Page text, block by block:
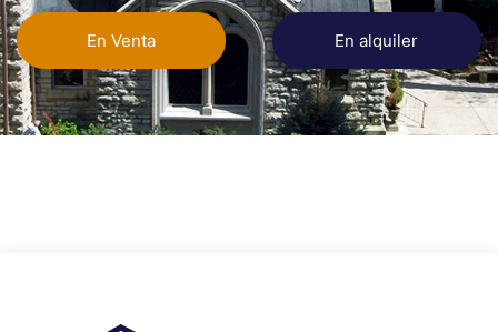
En Venta En alquiler